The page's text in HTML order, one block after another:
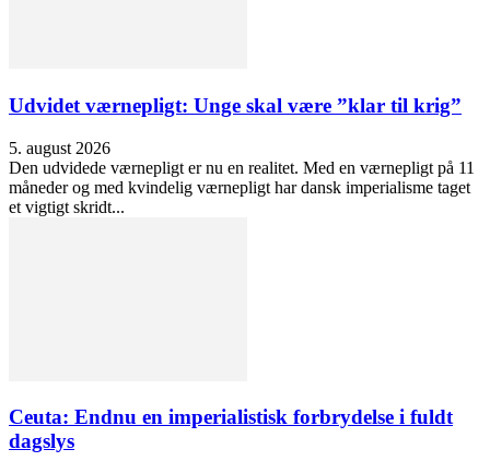
Udvidet værnepligt: Unge skal være ”klar til krig”
5. august 2026
Den udvidede værnepligt er nu en realitet. Med en værnepligt på 11
måneder og med kvindelig værnepligt har dansk imperialisme taget
et vigtigt skridt...
Ceuta: Endnu en imperialistisk forbrydelse i fuldt
dagslys